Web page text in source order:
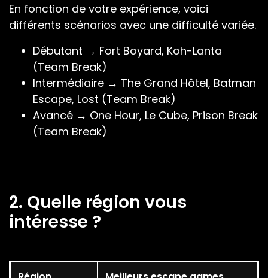
En fonction de votre expérience, voici
différents scénarios avec une difficulté variée.
Débutant → Fort Boyard, Koh-Lanta
(Team Break)
Intermédiaire → The Grand Hôtel, Batman
Escape, Lost (Team Break)
Avancé → One Hour, Le Cube, Prison Break
(Team Break)
2. Quelle région vous
intéresse ?